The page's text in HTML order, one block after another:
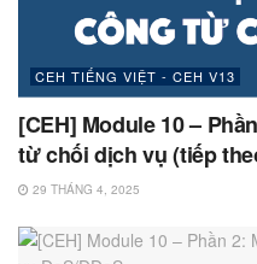
CEH TIẾNG VIỆT - CEH V13
[CEH] Module 10 –
từ chối dịch vụ (tiếp
29 THÁNG 4, 2025